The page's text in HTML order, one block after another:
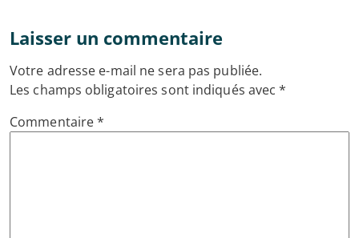
Laisser un commentaire
Votre adresse e-mail ne sera pas publiée.
Les champs obligatoires sont indiqués avec*
Commentaire*